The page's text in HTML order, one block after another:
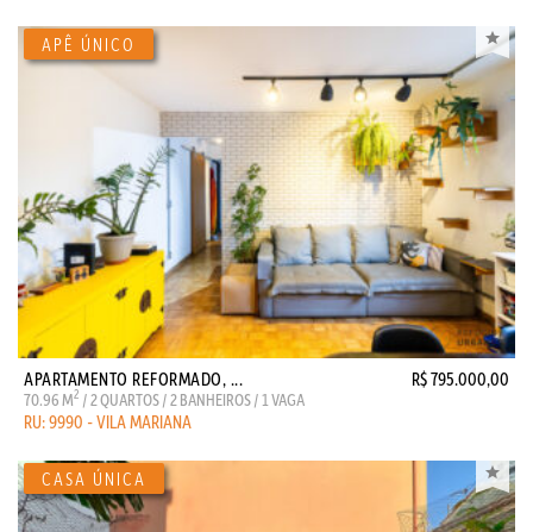
APARTAMENTO REFORMADO, ... R$ 795.000,00
70.96 M2 / 2 QUARTOS / 2 BANHEIROS / 1 VAGA
RU: 9990 - VILA MARIANA